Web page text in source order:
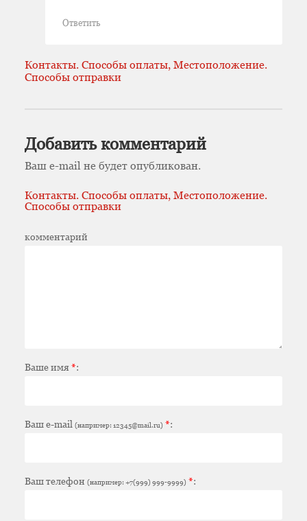
Ответить
Контакты. Способы оплаты, Местоположение.
Способы отправки
Добавить комментарий
Ваш e-mail не будет опубликован.
Контакты. Способы оплаты, Местоположение.
Способы отправки
комментарий
Ваше имя*:
Ваш e-mail (например: 12345@mail.ru) *:
Ваш телефон (например: +7(999) 999-9999) *: